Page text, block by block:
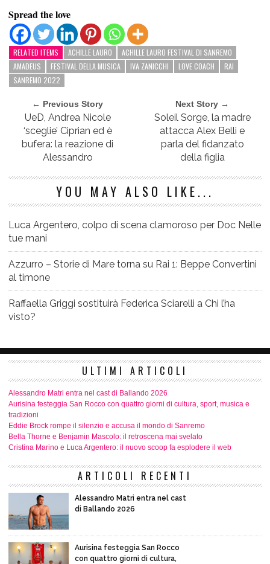
Spread the love
RELATED ITEMS ACHILLE LAURO
ACHILLE LAURO FESTIVAL DI SANREMO
AMADEUS
FESTIVAL DELLA MUSICA IVA ZANICCHI LOVE COACH
RAI
SANREMO 2022
← Previous Story
UeD, Andrea Nicole
‘sceglie’ Ciprian ed è
bufera: la reazione di
Alessandro
Next Story →
Soleil Sorge, la madre
attacca Alex Belli e
parla del fidanzato
della figlia
YOU MAY ALSO LIKE...
Luca Argentero, colpo di scena clamoroso per Doc Nelle
tue mani
Azzurro – Storie di Mare torna su Rai 1: Beppe Convertini
al timone
Raffaella Griggi sostituirà Federica Sciarelli a Chi l’ha
visto?
ULTIMI ARTICOLI
Alessandro Matri entra nel cast di Ballando 2026
Aurisina festeggia San Rocco con quattro giorni di cultura, sport, musica e
tradizioni
Eddie Brock rompe il silenzio e accusa il mondo di Sanremo
Bella Thorne e Benjamin Mascolo: il retroscena mai svelato
Cristina Marino e Luca Argentero: il nuovo scoop fa esplodere il web
ARTICOLI RECENTI
Alessandro Matri entra nel cast
di Ballando 2026
Aurisina festeggia San Rocco
con quattro giorni di cultura,